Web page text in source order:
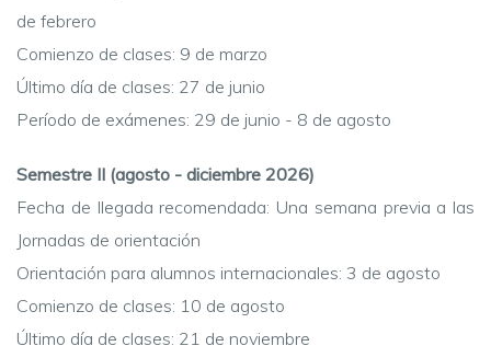
de febrero
Comienzo de clases: 9 de marzo
Último día de clases: 27 de junio
Período de exámenes: 29 de junio - 8 de agosto
Semestre II (agosto - diciembre 2026)
Fecha de llegada recomendada: Una semana previa a las
Jornadas de orientación
Orientación para alumnos internacionales: 3 de agosto
Comienzo de clases: 10 de agosto
Último día de clases: 21 de noviembre